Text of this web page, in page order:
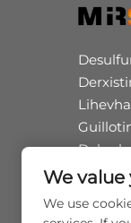
We
We use